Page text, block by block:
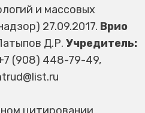
и массовых
27.09.2017. Врио
Д.Р. Учредитель:
(908) 448-79-49,